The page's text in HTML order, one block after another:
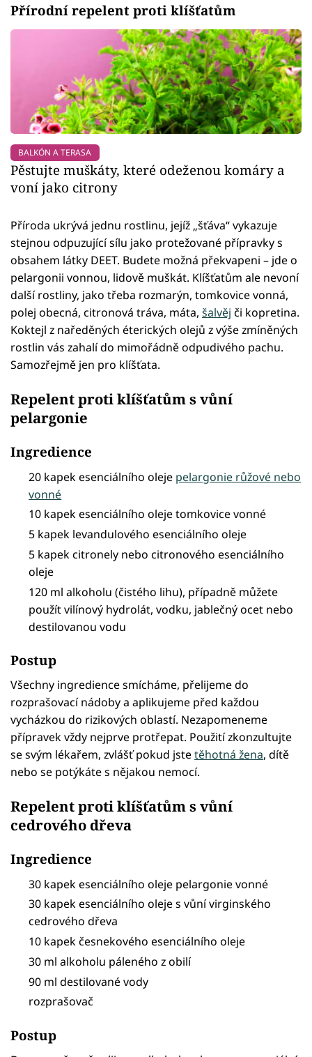
Přírodní repelent proti klíšťatům
BALKÓN A TERASA
Pěstujte muškáty, které odeženou komáry a
voní jako citrony
Příroda ukrývá jednu rostlinu, jejíž „šťáva“ vykazuje
stejnou odpuzující sílu jako protežované přípravky s
obsahem látky DEET. Budete možná překvapeni – jde o
pelargonii vonnou, lidově muškát. Klíšťatům ale nevoní
další rostliny, jako třeba rozmarýn, tomkovice vonná,
polej obecná, citronová tráva, máta, šalvěj či kopretina.
Koktejl z naředěných éterických olejů z výše zmíněných
rostlin vás zahalí do mimořádně odpudivého pachu.
Samozřejmě jen pro klíšťata.
Repelent proti klíšťatům s vůní
pelargonie
Ingredience
20 kapek esenciálního oleje pelargonie růžové nebo
vonné
10 kapek esenciálního oleje tomkovice vonné
5 kapek levandulového esenciálního oleje
5 kapek citronely nebo citronového esenciálního
oleje
120 ml alkoholu (čistého lihu), případně můžete
použít vilínový hydrolát, vodku, jablečný ocet nebo
destilovanou vodu
Postup
Všechny ingredience smícháme, přelijeme do
rozprašovací nádoby a aplikujeme před každou
vycházkou do rizikových oblastí. Nezapomeneme
přípravek vždy nejprve protřepat. Použití zkonzultujte
se svým lékařem, zvlášť pokud jstetěhotná žena, dítě
nebo se potýkáte s nějakou nemocí.
Repelent proti klíšťatům s vůní
cedrového dřeva
Ingredience
30 kapek esenciálního oleje pelargonie vonné
30 kapek esenciálního oleje s vůní virginského
cedrového dřeva
10 kapek česnekového esenciálního oleje
30 ml alkoholu páleného z obilí
90 ml destilované vody
rozprašovač
Postup